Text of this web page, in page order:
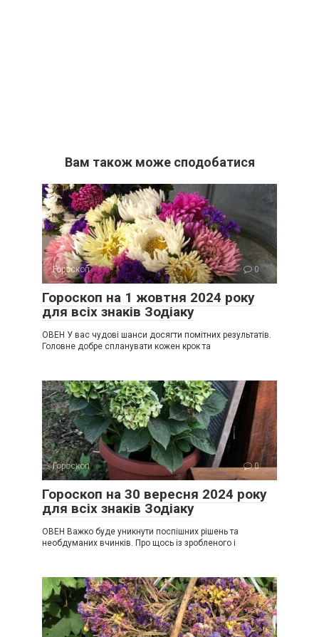
Вам також може сподобатися
Гороскоп 0
Гороскоп на 1 жовтня 2024 року
для всіх знаків Зодіаку
ОВЕН У вас чудові шанси досягти помітних результатів.
Головне добре спланувати кожен крок та
Гороскоп 0
Гороскоп на 30 вересня 2024 року
для всіх знаків Зодіаку
ОВЕН Важко буде уникнути поспішних рішень та
необдуманих вчинків. Про щось із зробленого і